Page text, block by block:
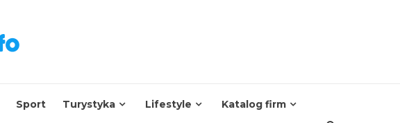
Sport Turystyka Lifestyle Katalog firm